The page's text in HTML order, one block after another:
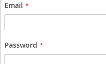
Email
Password